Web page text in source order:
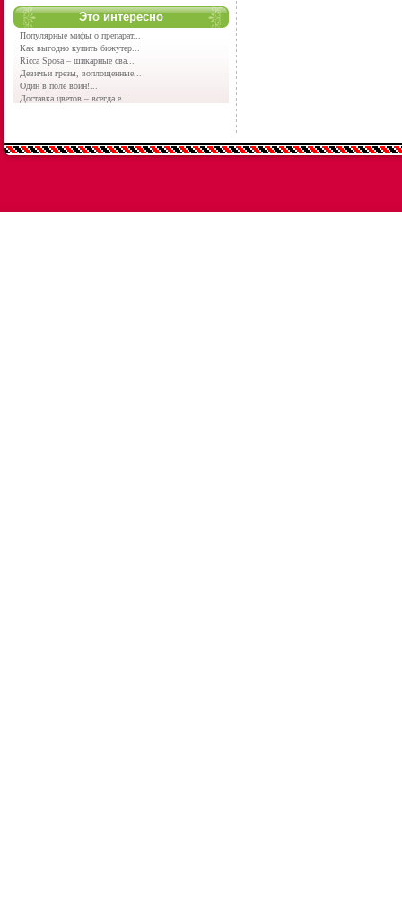
Это интересно
Популярные мифы о препарат...
Как выгодно купить бижутер...
Ricca Sposa – шикарные сва...
Девичьи грезы, воплощенные...
Один в поле воин!...
Доставка цветов – всегда е...